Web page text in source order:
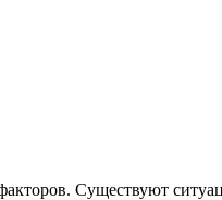
Существуют